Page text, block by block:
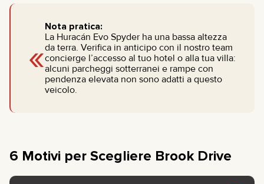
«
Nota pratica:
La Huracán Evo Spyder ha una bassa altezza
da terra. Verifica in anticipo con il nostro team
concierge l’accesso al tuo hotel o alla tua villa:
alcuni parcheggi sotterranei e rampe con
pendenza elevata non sono adatti a questo
veicolo.
6 Motivi per Scegliere Brook Drive